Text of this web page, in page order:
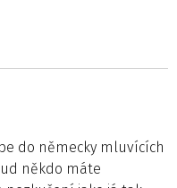
do německy mluvících
někdo máte